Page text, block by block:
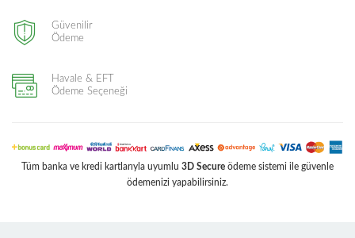
Güvenilir
Ödeme
Havale & EFT
Ödeme Seçeneği
Tüm banka ve kredi kartlarıyla uyumlu 3D Secure ödeme sistemi ile güvenle
ödemenizi yapabilirsiniz.